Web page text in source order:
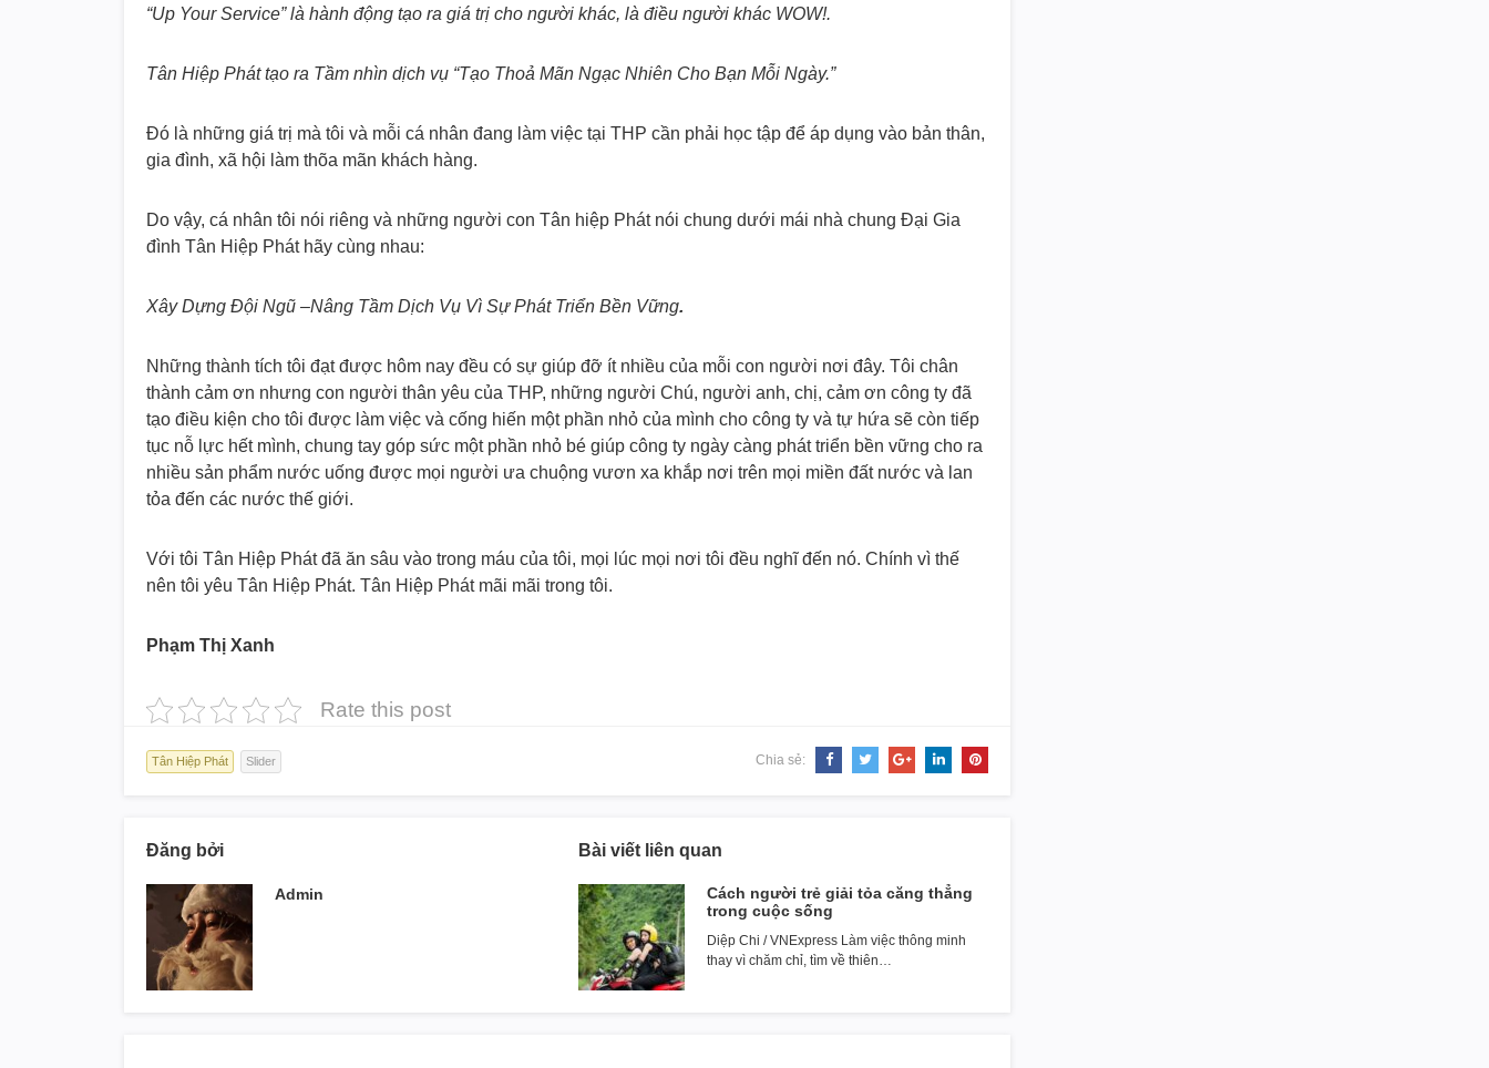
“Up Your Service” là hành động tạo ra giá trị cho người khác, là điều người khác WOW!.
Tân Hiệp Phát tạo ra Tầm nhìn dịch vụ “Tạo Thoả Mãn Ngạc Nhiên Cho Bạn Mỗi Ngày.”
Đó là những giá trị mà tôi và mỗi cá nhân đang làm việc tại THP cần phải học tập để áp dụng vào bản thân,
gia đình, xã hội làm thõa mãn khách hàng.
Do vậy, cá nhân tôi nói riêng và những người con Tân hiệp Phát nói chung dưới mái nhà chung Đại Gia
đình Tân Hiệp Phát hãy cùng nhau:
Xây Dựng Đội Ngũ –Nâng Tầm Dịch Vụ Vì Sự Phát Triển Bền Vững.
Những thành tích tôi đạt được hôm nay đều có sự giúp đỡ ít nhiều của mỗi con người nơi đây. Tôi chân
thành cảm ơn nhưng con người thân yêu của THP, những người Chú, người anh, chị, cảm ơn công ty đã
tạo điều kiện cho tôi được làm việc và cống hiến một phần nhỏ của mình cho công ty và tự hứa sẽ còn tiếp
tục nỗ lực hết mình, chung tay góp sức một phần nhỏ bé giúp công ty ngày càng phát triển bền vững cho ra
nhiều sản phẩm nước uống được mọi người ưa chuộng vươn xa khắp nơi trên mọi miền đất nước và lan
tỏa đến các nước thế giới.
Với tôi Tân Hiệp Phát đã ăn sâu vào trong máu của tôi, mọi lúc mọi nơi tôi đều nghĩ đến nó. Chính vì thế
nên tôi yêu Tân Hiệp Phát. Tân Hiệp Phát mãi mãi trong tôi.
Phạm Thị Xanh
Rate this post
Tân Hiệp Phát Slider Chia sẻ:
Đăng bởi
Admin
Bài viết liên quan
Cách người trẻ giải tỏa căng thẳng
trong cuộc sống
Diệp Chi / VNExpress Làm việc thông minh
thay vì chăm chỉ, tìm về thiên…